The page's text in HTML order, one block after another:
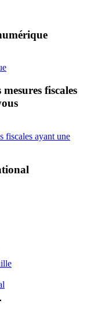
fiscales
fiscales ayant une